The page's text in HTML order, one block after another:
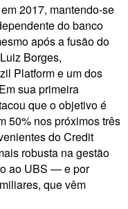
2017, mantendo-se
do banco
após a fusão do
Borges,
Platform e um dos
sua primeira
que o objetivo é
50% nos próximos três
do Credit
robusta na gestão
ao UBS — e por
que vêm